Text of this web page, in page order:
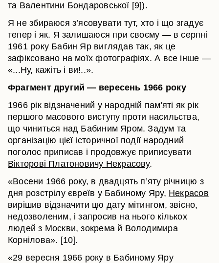
та Валентини Бондаровської [9]).
Я не збираюся з’ясовувати тут, хто і що згадує
тепер і як. Я залишаюся при своєму — в серпні
1961 року Бабин Яр виглядав так, як це
зафіксовано на моїх фотографіях. А все інше —
«...Ну, кажіть і ви!..».
Фрагмент другий — вересень 1966 року
1966 рік відзначений у народній пам'яті як рік
першого масового виступу проти насильства,
що чиниться над Бабиним Яром. Задум та
організацію цієї історичної події народний
поголос приписав і продовжує приписувати
Вікторові Платоновичу Некрасову.
«Восени 1966 року, в двадцять п’яту річницю з
дня розстрілу євреїв у Бабиному Яру, Некрасов
вирішив відзначити цю дату мітингом, звісно,
недозволеним, і запросив на нього кількох
людей з Москви, зокрема й Володимира
Корнілова». [10].
«29 вересня 1966 року в Бабиному Яру